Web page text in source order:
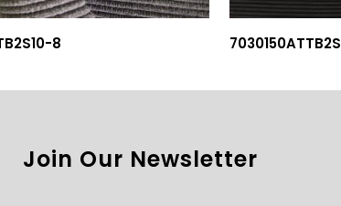
8 7030150ATTB2S
Join Our Newsletter